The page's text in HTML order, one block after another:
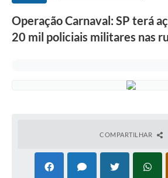
Operação Carnaval: SP terá
20 mil policiais militares nas
COMPARTILHAR